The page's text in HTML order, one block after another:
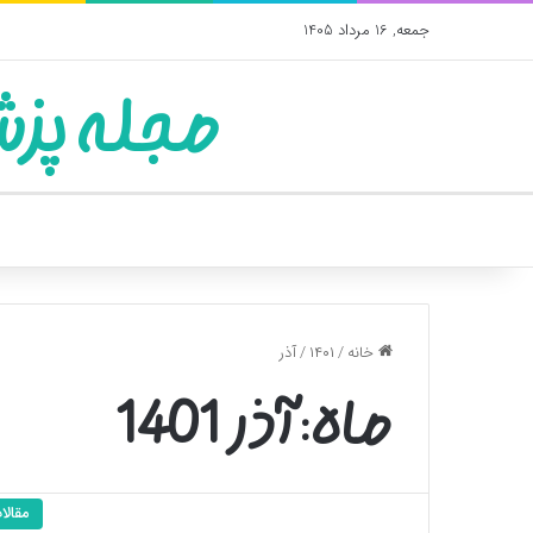
جمعه, 16 مرداد 1405
مجله
خانه/۱۴۰۱/آذر
ماه:آذر 1401